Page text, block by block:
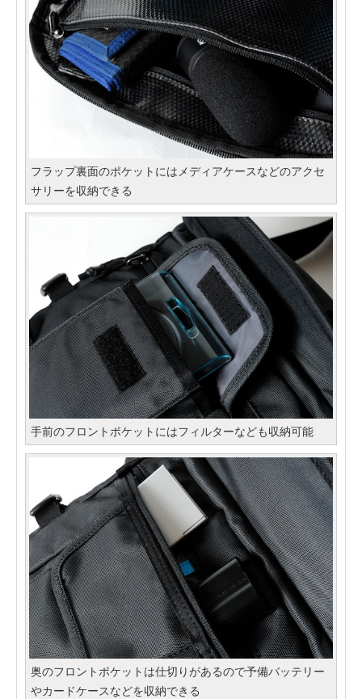
フラップ裏面のポケットにはメディアケースなどのアクセ
サリーを収納できる
手前のフロントポケットにはフィルターなども収納可能
奥のフロントポケットは仕切りがあるので予備バッテリー
やカードケースなどを収納できる